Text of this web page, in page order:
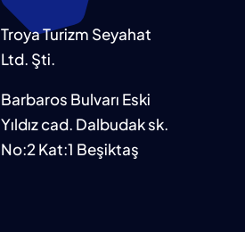
Troya Turizm Seyahat
Ltd. Şti.
Barbaros Bulvarı Eski
Yıldız cad. Dalbudak sk.
No:2 Kat:1 Beşiktaş